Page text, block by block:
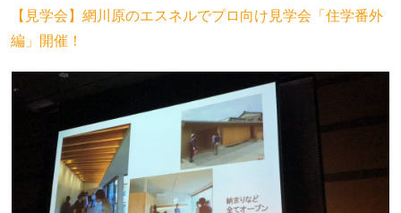
【見学会】網川原のエスネルでプロ向け見学会「住学番外
編」開催！